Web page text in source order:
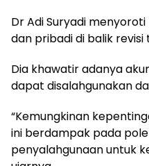
Dr Adi Suryadi
dan pribadi di balik revisi
Dia khawatir adanya
dapat disalahgunakan
“Kemungkinan
ini berdampak pada
penyalahgunaan untuk